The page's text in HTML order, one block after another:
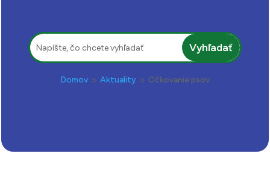
Hľadať:
Domov 9 Aktuality 9 Očkovanie psov